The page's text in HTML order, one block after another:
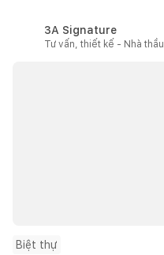
3A Signature
Tư vấn, thiết kế - Nhà thầu
Biệt thự